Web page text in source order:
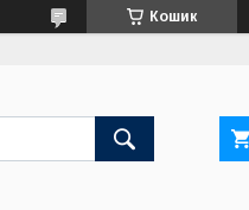
Кошик